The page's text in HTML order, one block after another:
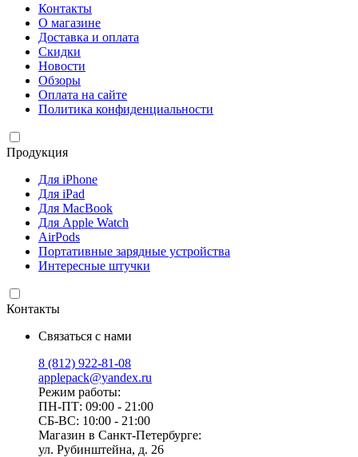
Контакты
О магазине
Доставка и оплата
Скидки
Новости
Обзоры
Оплата на сайте
Политика конфиденциальности
Продукция
Для iPhone
Для iPad
Для MacBook
Для Apple Watch
AirPods
Портативные зарядные устройства
Интересные штучки
Контакты
Связаться с нами
8 (812) 922-81-08
applepack@yandex.ru
Режим работы:
ПН-ПТ: 09:00 - 21:00
СБ-ВС: 10:00 - 21:00
Магазин в Санкт-Петербурге:
ул. Рубинштейна, д. 26